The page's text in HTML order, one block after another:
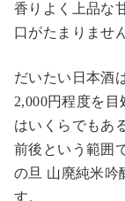
香りよく上品な
口がたまりませ
だいたい日本酒
2,000円程度を
はいくらでもあ
前後という範囲
の旦 山廃純米吟
す。